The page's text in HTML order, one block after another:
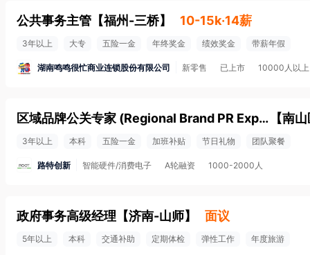
公共事务主管 【福州-三桥】 10-15k·14薪
3年以上 大专 五险一金 年终奖金 绩效奖金 带薪年假
湖南鸣鸣很忙商业连锁股份有限公司 新零售 已上市 10000人以上
区域品牌公关专家 (Regional Brand PR Expert) 【南山
3年以上 本科 五险一金 加班补贴 节日礼物 团队聚餐
路特创新 智能硬件/消费电子 A轮融资 1000-2000人
政府事务高级经理 【济南-山师】 面议
5年以上 本科 交通补助 定期体检 弹性工作 年度旅游